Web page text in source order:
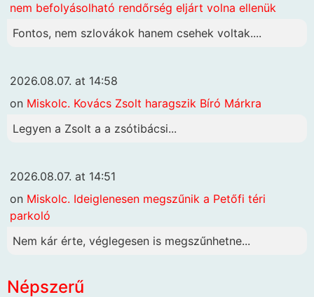
nem befolyásolható rendőrség eljárt volna ellenük
Fontos, nem szlovákok hanem csehek voltak....
2026.08.07. at 14:58
on Miskolc. Kovács Zsolt haragszik Bíró Márkra
Legyen a Zsolt a a zsótibácsi...
2026.08.07. at 14:51
on Miskolc. Ideiglenesen megszűnik a Petőfi téri
parkoló
Nem kár érte, véglegesen is megszűnhetne...
Népszerű